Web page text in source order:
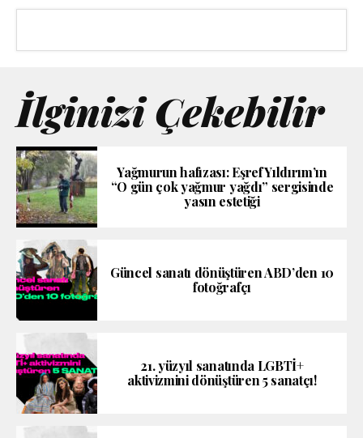
İlginizi Çekebilir
Yağmurun hafızası: Eşref Yıldırım’ın
“O gün çok yağmur yağdı” sergisinde
yasın estetiği
Güncel sanatı dönüştüren ABD’den 10
fotoğrafçı
21. yüzyıl sanatında LGBTİ+
aktivizmini dönüştüren 5 sanatçı!